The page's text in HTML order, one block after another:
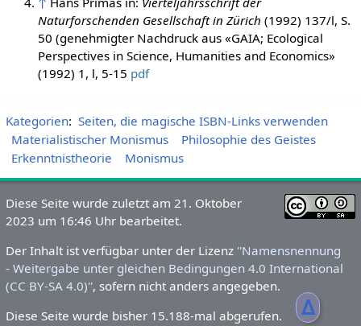
ᐃ
Naturforschenden Gesellschaft in Zürich (1992) 137/l, S.
50 (genehmigter Nachdruck aus «GAIA; Ecological
Perspectives in Science, Humanities and Economics»
(1992) 1, l, 5-15 pdf
Kategorien: Seiten, die magische ISBN-Links verwenden
Materialistischer Monismus
Philosophie des Geistes
Erkenntnistheorie
Monismus
Diese Seite wurde zuletzt am 21. Oktober
2023 um 16:46 Uhr bearbeitet.
Der Inhalt ist verfügbar unter der Lizenz ''Namensnennung
- Weitergabe unter gleichen Bedingungen 4.0 International
(CC BY-SA 4.0)'', sofern nicht anders angegeben.
Diese Seite wurde bisher 15.188-mal abgerufen.